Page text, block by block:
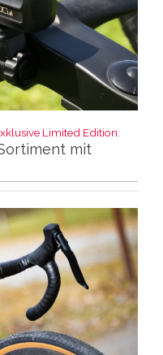
Limited Edition:
mit